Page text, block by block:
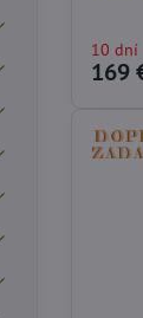
10 dní
169